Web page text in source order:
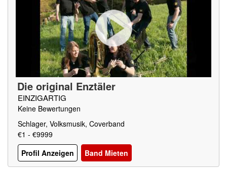
Die original Enztäler
EINZIGARTIG
Keine Bewertungen
Schlager, Volksmusik, Coverband
€1 - €9999
Profil Anzeigen
Band Mieten